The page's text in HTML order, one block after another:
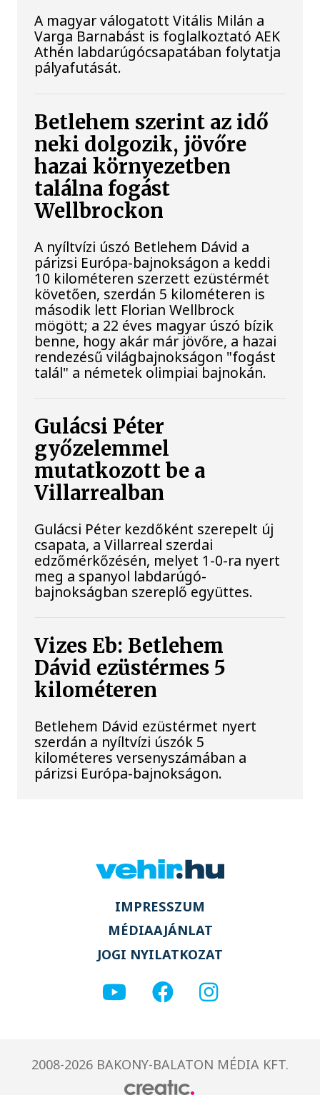
A magyar válogatott Vitális Milán a
Varga Barnabást is foglalkoztató AEK
Athén labdarúgócsapatában folytatja
pályafutását.
Betlehem szerint az idő
neki dolgozik, jövőre
hazai környezetben
találna fogást
Wellbrockon
A nyíltvízi úszó Betlehem Dávid a
párizsi Európa-bajnokságon a keddi
10 kilométeren szerzett ezüstérmét
követően, szerdán 5 kilométeren is
második lett Florian Wellbrock
mögött; a 22 éves magyar úszó bízik
benne, hogy akár már jövőre, a hazai
rendezésű világbajnokságon "fogást
talál" a németek olimpiai bajnokán.
Gulácsi Péter
győzelemmel
mutatkozott be a
Villarrealban
Gulácsi Péter kezdőként szerepelt új
csapata, a Villarreal szerdai
edzőmérkőzésén, melyet 1-0-ra nyert
meg a spanyol labdarúgó-
bajnokságban szereplő együttes.
Vizes Eb: Betlehem
Dávid ezüstérmes 5
kilométeren
Betlehem Dávid ezüstérmet nyert
szerdán a nyíltvízi úszók 5
kilométeres versenyszámában a
párizsi Európa-bajnokságon.
IMPRESSZUM
MÉDIAAJÁNLAT
JOGI NYILATKOZAT
2008-2026 BAKONY-BALATON MÉDIA KFT.